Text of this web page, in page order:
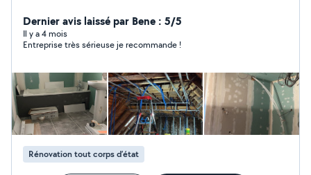
Dernier avis laissé par Bene : 5/5
Il y a 4 mois
Entreprise très sérieuse je recommande !
Rénovation tout corps d’état